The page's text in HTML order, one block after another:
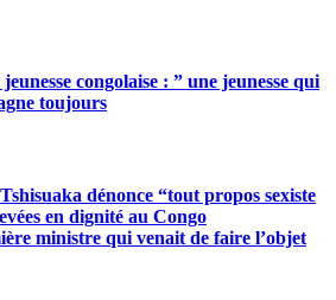
congolaise : ” une jeunesse qui
toujours
dénonce “tout propos sexiste
en dignité au Congo
ministre qui venait de faire l’objet